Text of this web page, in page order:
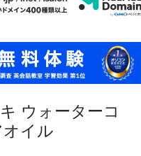
ウォーターコ
イル